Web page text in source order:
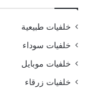
خلفيات طبيعية
خلفيات سوداء
خلفيات موبايل
خلفيات زرقاء